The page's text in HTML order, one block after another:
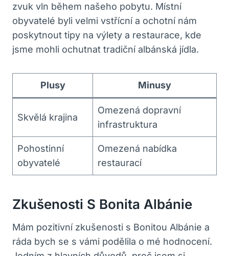
zvuk vln​ během našeho⁢ pobytu. Místní
obyvatelé‌ byli velmi vstřícní a ochotní nám
poskytnout ​tipy ​na výlety ‌a restaurace, kde
jsme mohli ochutnat tradiční albánská jídla.
Plusy Minusy
Skvělá krajina
Omezená dopravní
infrastruktura
Pohostinní
obyvatelé
Omezená nabídka
restaurací
Zkušenosti S Bonita Albánie
Mám pozitivní zkušenosti s⁢ Bonitou Albánie a
ráda bych ​se s vámi podělila o mé hodnocení.